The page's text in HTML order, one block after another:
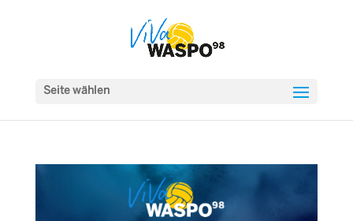
Seite wählen